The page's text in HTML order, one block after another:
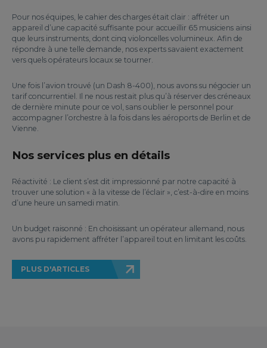
Pour nos équipes, le cahier des charges était clair : affréter un
appareil d’une capacité suffisante pour accueillir 65 musiciens ainsi
que leurs instruments, dont cinq violoncelles volumineux. Afin de
répondre à une telle demande, nos experts savaient exactement
vers quels opérateurs locaux se tourner.
Une fois l’avion trouvé (un Dash 8-400), nous avons su négocier un
tarif concurrentiel. Il ne nous restait plus qu’à réserver des créneaux
de dernière minute pour ce vol, sans oublier le personnel pour
accompagner l’orchestre à la fois dans les aéroports de Berlin et de
Vienne.
Nos services plus en détails
Réactivité : Le client s’est dit impressionné par notre capacité à
trouver une solution « à la vitesse de l’éclair », c’est-à-dire en moins
d’une heure un samedi matin.
Un budget raisonné : En choisissant un opérateur allemand, nous
avons pu rapidement affréter l’appareil tout en limitant les coûts.
PLUS D'ARTICLES